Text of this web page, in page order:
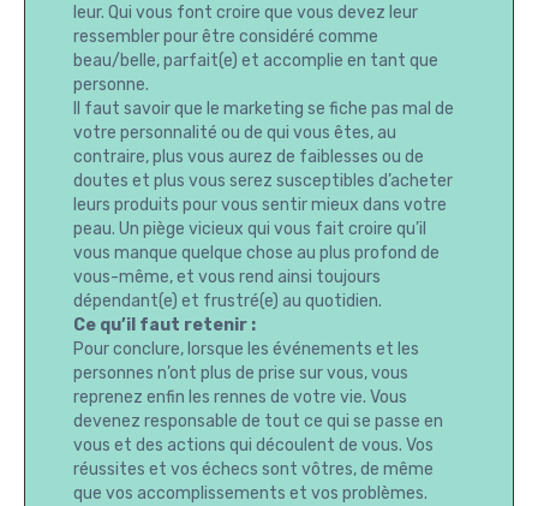
leur. Qui vous font croire que vous devez leur
ressembler pour être considéré comme
beau/belle, parfait(e) et accomplie en tant que
personne.
Il faut savoir que le marketing se fiche pas mal de
votre personnalité ou de qui vous êtes, au
contraire, plus vous aurez de faiblesses ou de
doutes et plus vous serez susceptibles d’acheter
leurs produits pour vous sentir mieux dans votre
peau. Un piège vicieux qui vous fait croire qu’il
vous manque quelque chose au plus profond de
vous-même, et vous rend ainsi toujours
dépendant(e) et frustré(e) au quotidien.
Ce qu’il faut retenir :
Pour conclure, lorsque les événements et les
personnes n’ont plus de prise sur vous, vous
reprenez enfin les rennes de votre vie. Vous
devenez responsable de tout ce qui se passe en
vous et des actions qui découlent de vous. Vos
réussites et vos échecs sont vôtres, de même
que vos accomplissements et vos problèmes.